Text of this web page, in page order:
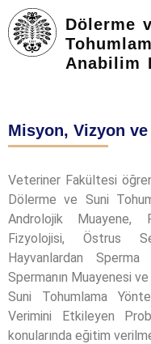
Dölerme
Anabilim
HAKKIMIZDA
LISANSÜSTÜ
TOPLUMA KATKI
ADAY ÖĞRENCILER
İLETIŞIM
Misyon, Vizyon
Veteriner Fakültesi
Dölerme ve Suni
Androlojik Muayene,
Fizyolojisi, Östrus
Hayvanlardan Sperma
Spermanın Muayenesi
Suni Tohumlama
Verimini Etkileyen
konularında eğitim